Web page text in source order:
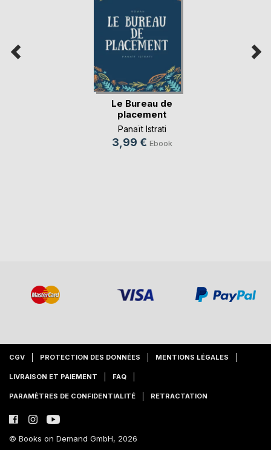
Le Bureau de
placement
Panaït Istrati
3,99 € Ebook
CGV PROTECTION DES DONNÉES MENTIONS LÉGALES
LIVRAISON ET PAIEMENT FAQ
PARAMÈTRES DE CONFIDENTIALITÉ RETRACTATION
© Books on Demand GmbH, 2026